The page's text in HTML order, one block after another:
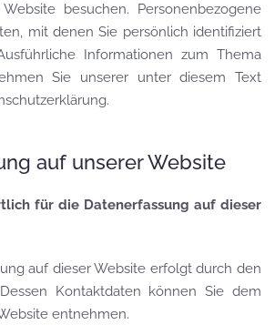
besuchen. Personenbezogene
mit denen Sie persönlich identifiziert
Informationen zum Thema
Sie unserer unter diesem Text
auf unserer Website
für die Datenerfassung auf dieser
auf dieser Website erfolgt durch den
Kontaktdaten können Sie dem
entnehmen.